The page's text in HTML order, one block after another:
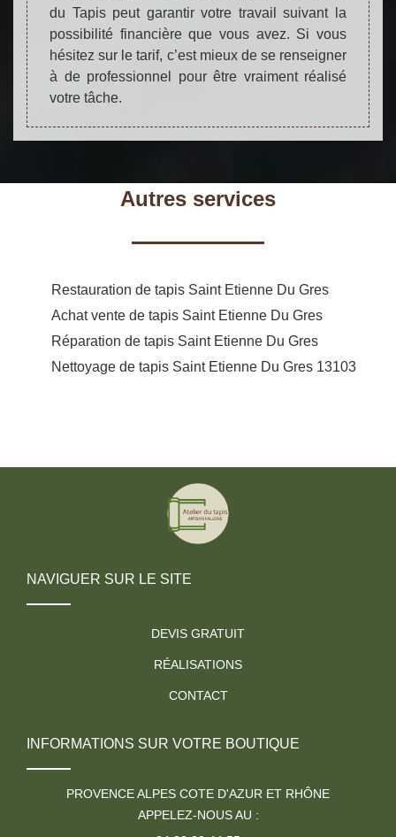
du Tapis peut garantir votre travail suivant la
possibilité financière que vous avez. Si vous
hésitez sur le tarif, c’est mieux de se renseigner
à de professionnel pour être vraiment réalisé
votre tâche.
Autres services
Restauration de tapis Saint Etienne Du Gres
Achat vente de tapis Saint Etienne Du Gres
Réparation de tapis Saint Etienne Du Gres
Nettoyage de tapis Saint Etienne Du Gres 13103
NAVIGUER SUR LE SITE
DEVIS GRATUIT
RÉALISATIONS
CONTACT
INFORMATIONS SUR VOTRE BOUTIQUE
PROVENCE ALPES COTE D'AZUR ET RHÔNE
APPELEZ-NOUS AU :